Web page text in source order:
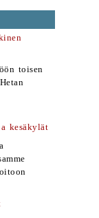
toisen
kesäkylät